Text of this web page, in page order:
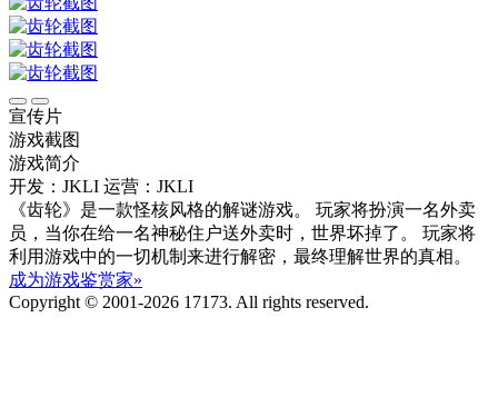
宣传片
游戏截图
游戏简介
开发：JKLI 运营：JKLI
《齿轮》是一款怪核风格的解谜游戏。 玩家将扮演一名外卖
员，当你在给一名神秘住户送外卖时，世界坏掉了。 玩家将
利用游戏中的一切机制来进行解密，最终理解世界的真相。
成为游戏鉴赏家»
Copyright © 2001-2026 17173. All rights reserved.